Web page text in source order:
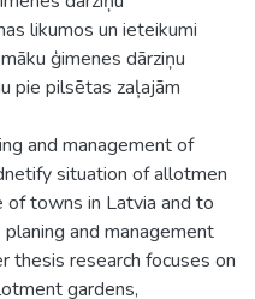
likumos un ieteikumi
ģimenes dārziņu
pie pilsētas zaļajām
and management of
situation of allotmen
of towns in Latvia and to
and management
research focuses on
gardens,